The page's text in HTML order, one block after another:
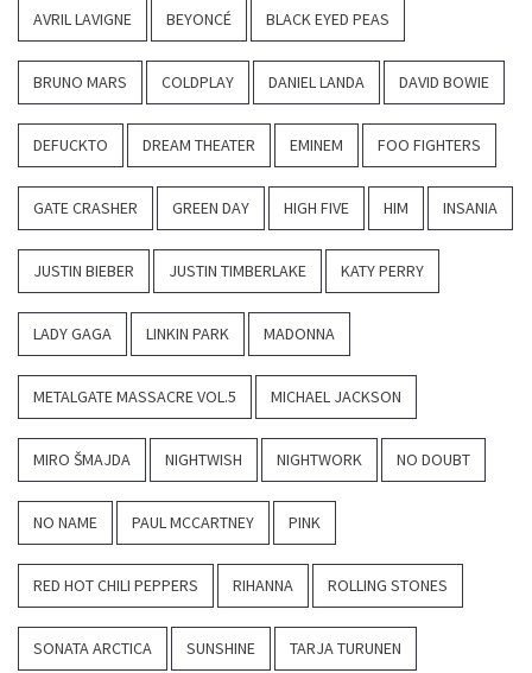
AVRIL LAVIGNE BEYONCÉ BLACK EYED PEAS
BRUNO MARS COLDPLAY DANIEL LANDA DAVID BOWIE
DEFUCKTO DREAM THEATER EMINEM FOO FIGHTERS
GATE CRASHER GREEN DAY HIGH FIVE HIM INSANIA
JUSTIN BIEBER JUSTIN TIMBERLAKE KATY PERRY
LADY GAGA LINKIN PARK MADONNA
METALGATE MASSACRE VOL.5 MICHAEL JACKSON
MIRO ŠMAJDA NIGHTWISH NIGHTWORK NO DOUBT
NO NAME PAUL MCCARTNEY PINK
RED HOT CHILI PEPPERS RIHANNA ROLLING STONES
SONATA ARCTICA SUNSHINE TARJA TURUNEN